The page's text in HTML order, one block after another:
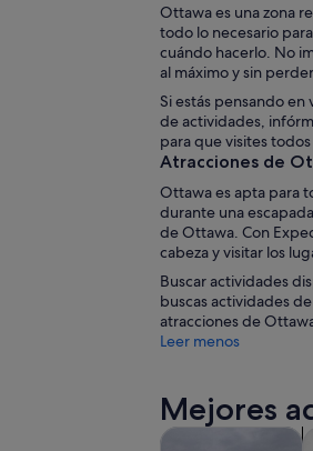
Ottawa es una zona
todo lo necesario
cuándo hacerlo. No
al máximo y sin
Si estás pensando en
de actividades,
para que visites
Atracciones de
Ottawa es apta para
durante una
de Ottawa. Con
cabeza y visitar los
Buscar actividades
buscas actividades
atracciones de
Leer menos
Mejores
Visitas guiadas y